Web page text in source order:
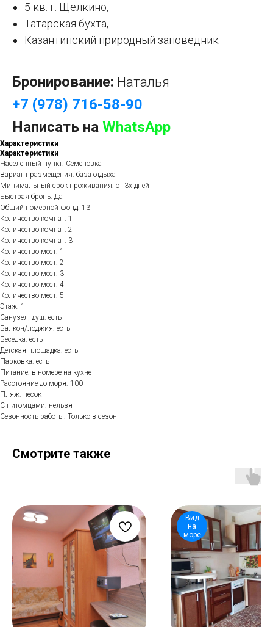
5 кв. г. Щелкино,
Татарская бухта,
Казантипский природный заповедник
Бронирование: Наталья
+7 (978) 716-58-90
Написать на WhatsApp
Характеристики
Характеристики
Населённый пункт: Семёновка
Вариант размещения: база отдыха
Минимальный срок проживания: от 3х дней
Быстрая бронь: Да
Общий номерной фонд: 13
Количество комнат: 1
Количество комнат: 2
Количество комнат: 3
Количество мест: 1
Количество мест: 2
Количество мест: 3
Количество мест: 4
Количество мест: 5
Этаж: 1
Санузел, душ: есть
Балкон/лоджия: есть
Беседка: есть
Детская площадка: есть
Парковка: есть
Питание: в номере на кухне
Расстояние до моря: 100
Пляж: песок
С питомцами: нельзя
Сезонность работы: Только в сезон
Смотрите также
Вид
на
море